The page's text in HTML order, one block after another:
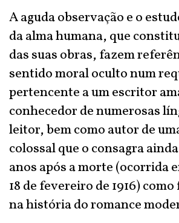
A aguda observação e o
da alma humana, que
das suas obras, fazem
sentido moral oculto num
pertencente a um escritor
conhecedor de numerosas
leitor, bem como autor de
colossal que o consagra
anos após a morte (ocorrida
18 de fevereiro de 1916)
na história do romance